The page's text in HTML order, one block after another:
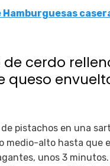
Hamburguesas
de cerdo
queso
pistachos en una
medio-alto hasta que
unos 3 minutos.